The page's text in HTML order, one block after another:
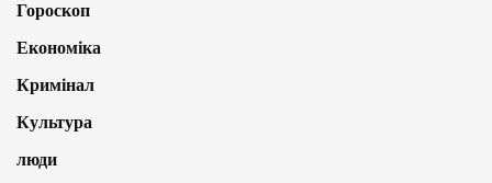
Гороскоп
Економіка
Кримінал
Культура
люди